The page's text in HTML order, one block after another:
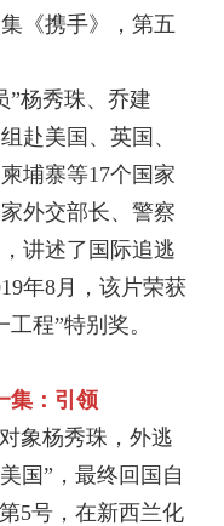
《携手》，第五
杨秀珠、乔建
赴美国、英国、
埔寨等17个国家
外交部长、警察
讲述了国际追逃
年8月，该片荣获
程”特别奖。
集：引领
象杨秀珠，外逃
国”，最终回国自
5号，在新西兰化